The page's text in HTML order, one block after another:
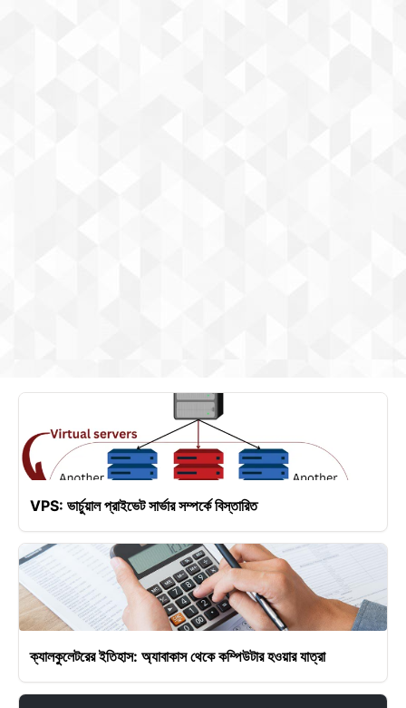
VPS: ভার্চুয়াল প্রাইভেট সার্ভার সম্পর্কে বিস্তারিত
ক্যালকুলেটরের ইতিহাস: অ্যাবাকাস থেকে কম্পিউটার হওয়ার যাত্রা